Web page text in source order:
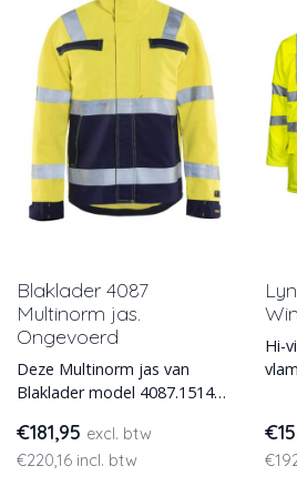
Blaklader 4087
Multinorm jas.
Ongevoerd
Deze Multinorm jas van
Blaklader model 4087.1514
technische eisen en biedt ze
€181,95 excl. btw
€220,16 incl. btw
Hi-